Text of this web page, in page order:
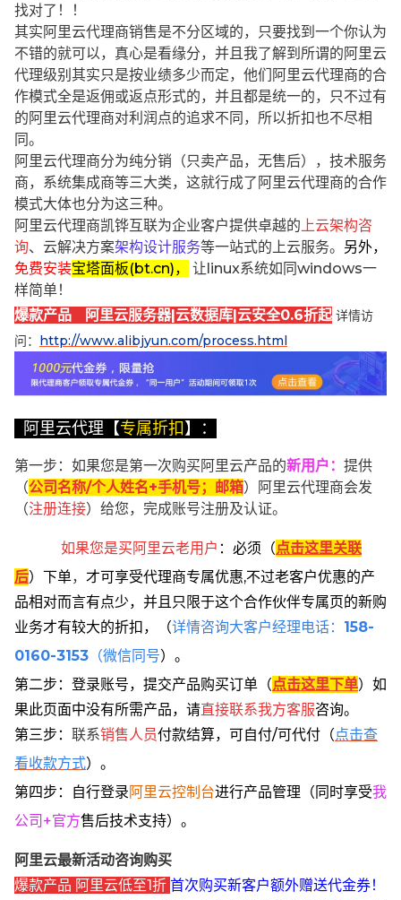
找对了！！
其实阿里云代理商销售是不分区域的，只要找到一个你认为
不错的就可以，真心是看缘分，并且我了解到所谓的阿里云
代理级别其实只是按业绩多少而定，他们阿里云代理商的合
作模式全是返佣或返点形式的，并且都是统一的，只不过有
的阿里云代理商对利润点的追求不同，所以折扣也不尽相
同。
阿里云代理商分为纯分销（只卖产品，无售后），技术服务
商，系统集成商等三大类，这就行成了阿里云代理商的合作
模式大体也分为这三种。
阿里云代理商凯铧互联为企业客户提供卓越的 上云架构咨
询、云解决方案架构设计服务等一站式的上云服务。 另外，
免费安装宝塔面板(bt.cn)，
让linux系统如同windows一
样简单！
爆款产品 阿里云服务器|云数据库|云安全0.6折起 详情访
问： http://www.alibjyun.com/process.html
阿里云代理【专属折扣】：
第一步：如果您是第一次购买阿里云产品的新用户 ： 提供
（公司名称/个人姓名+手机号；邮箱）阿里云代理商会发
（注册连接）给您，完成账号注册及认证。
如果您是买阿里云老用户 ： 必须 （点击这里关联
后） 下单， 才可享受代理商专属优惠,不过老客户优惠的产
品相对而言有点少，并且只限于这个合作伙伴专属页的新购
业务才有较大的折扣，
（详情咨询大客户经理电话： 158-
0160-3153 （微信同号）。
第二步：登录账号，提交产品购买订单（点击这里下单） 如
果此页面中没有所需产品，请直接联系我方客服咨询。
第三步： 联系销售人员付款结算，可自付/可代付（点击查
看收款方式）。
第四步：自行登录阿里云控制台进行产品管理（同时享受我
公司+官方售后技术支持）。
阿里云最新活动咨询购买
爆款产品 阿里云低至1折 首次购买新客户额外赠送代金券！